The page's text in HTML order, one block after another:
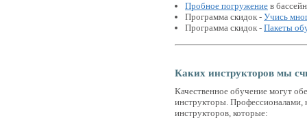
Пробное погружение в
Программа скидок - Учись
Программа скидок - Пакеты
Каких инструкторов мы
Качественное обучение могут
инструкторы. Профессионалами,
инструкторов, которые: